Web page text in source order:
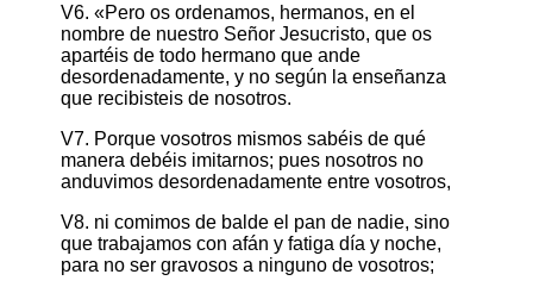
V6. «Pero os ordenamos, hermanos, en el
nombre de nuestro Señor Jesucristo, que os
apartéis de todo hermano que ande
desordenadamente, y no según la enseñanza
que recibisteis de nosotros.
V7. Porque vosotros mismos sabéis de qué
manera debéis imitarnos; pues nosotros no
anduvimos desordenadamente entre vosotros,
V8. ni comimos de balde el pan de nadie, sino
que trabajamos con afán y fatiga día y noche,
para no ser gravosos a ninguno de vosotros;